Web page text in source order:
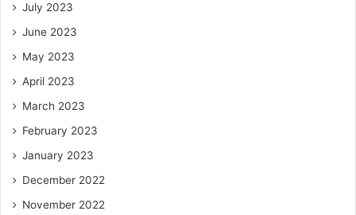
July 2023
June 2023
May 2023
April 2023
March 2023
February 2023
January 2023
December 2022
November 2022